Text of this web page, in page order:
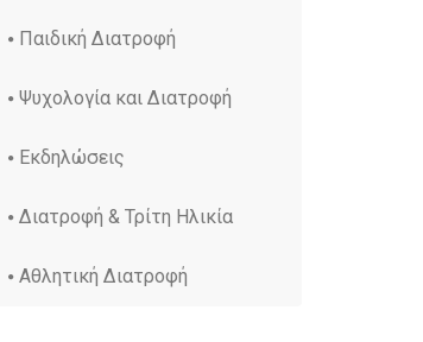
Παιδική Διατροφή
Ψυχολογία και Διατροφή
Εκδηλώσεις
Διατροφή & Τρίτη Ηλικία
Αθλητική Διατροφή